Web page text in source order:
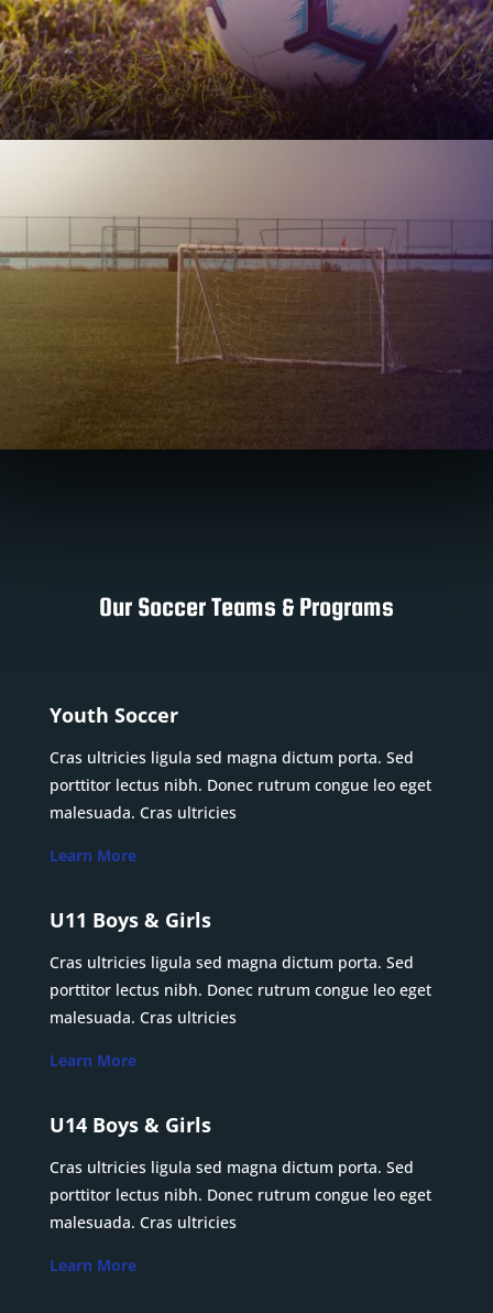
Our Soccer Teams & Programs
Youth Soccer
Cras ultricies ligula sed magna dictum porta. Sed
porttitor lectus nibh. Donec rutrum congue leo eget
malesuada. Cras ultricies
Learn More
U11 Boys & Girls
Cras ultricies ligula sed magna dictum porta. Sed
porttitor lectus nibh. Donec rutrum congue leo eget
malesuada. Cras ultricies
Learn More
U14 Boys & Girls
Cras ultricies ligula sed magna dictum porta. Sed
porttitor lectus nibh. Donec rutrum congue leo eget
malesuada. Cras ultricies
Learn More